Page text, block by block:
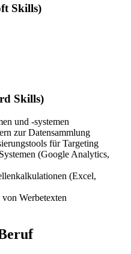
Skills)
Skills)
und -systemen
zur Datensammlung
für Targeting
(Google Analytics,
(Excel,
Werbetexten